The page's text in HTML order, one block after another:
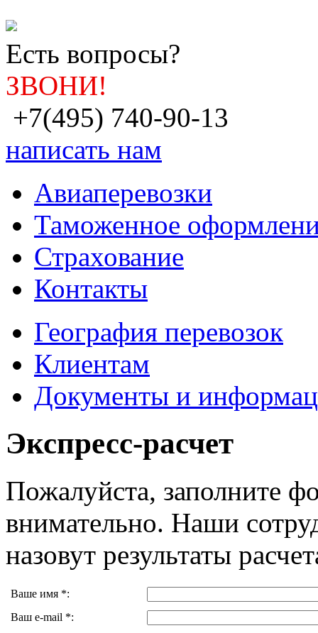
Есть вопросы?
ЗВОНИ!
+7(495) 740-90-13
написать нам
Авиаперевозки
Таможенное
Страхование
Контакты
География перевозок
Клиентам
Документы и
Экспресс-расчет
Пожалуйста, заполните
внимательно. Наши
назовут результаты
Ваше имя *:
Ваш e-mail *: